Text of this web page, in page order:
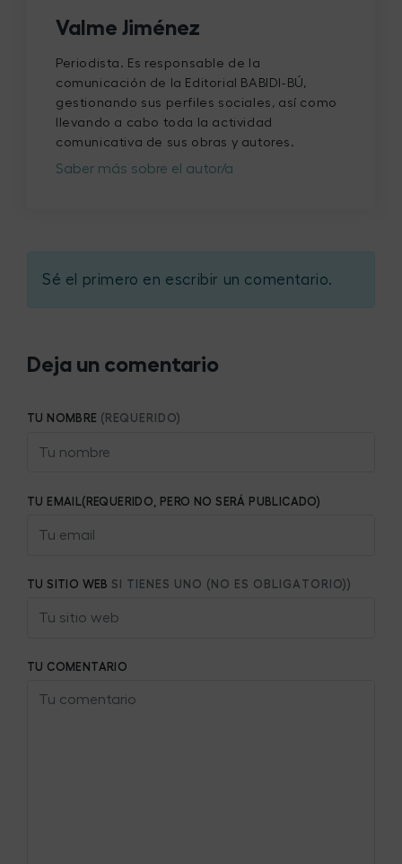
Valme Jiménez
Periodista. Es responsable de la
comunicación de la Editorial BABIDI-BÚ,
gestionando sus perfiles sociales, así como
llevando a cabo toda la actividad
comunicativa de sus obras y autores.
Saber más sobre el autor/a
Sé el primero en escribir un comentario.
Deja un comentario
TU NOMBRE (REQUERIDO)
TU EMAIL(REQUERIDO, PERO NO SERÁ PUBLICADO)
TU SITIO WEB SI TIENES UNO (NO ES OBLIGATORIO))
TU COMENTARIO